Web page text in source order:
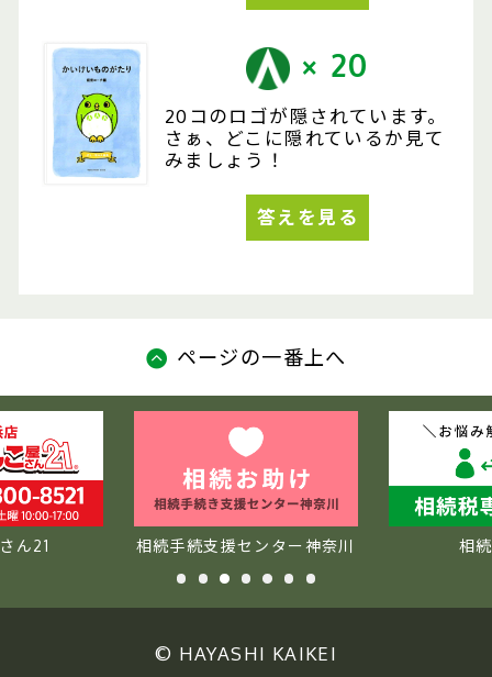
× 20
20コのロゴが隠されています。
さぁ、どこに隠れているか見て
みましょう！
答えを見る
ページの一番上へ
ター神奈川 相続税専門 ウィズダ
© HAYASHI KAIKEI